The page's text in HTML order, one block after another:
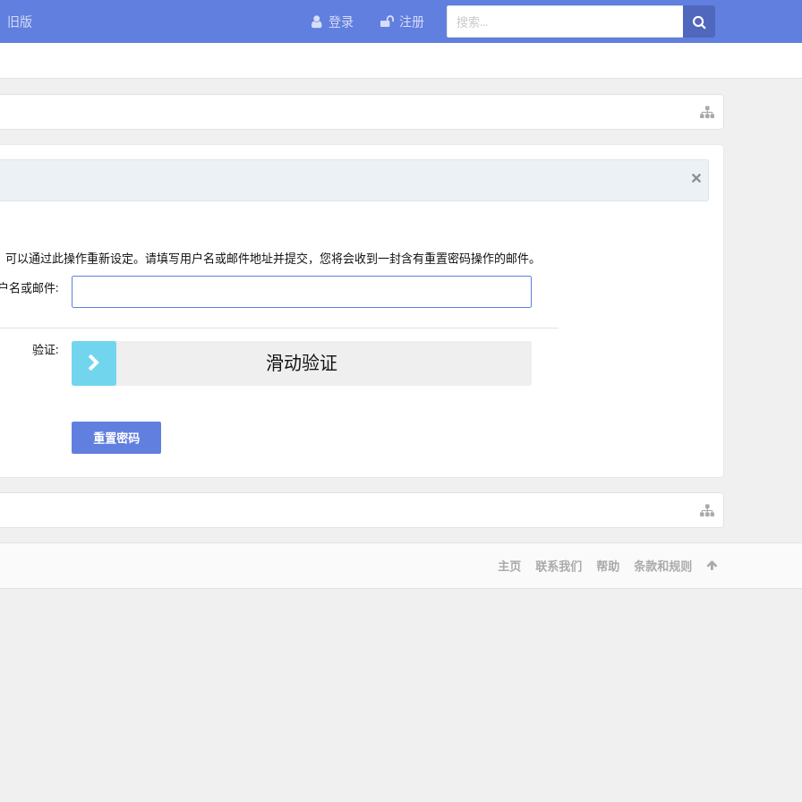
旧版 登录 注册
以通过此操作重新设定。请填写用户名或邮件地址并提交，您将会收到一封含有重置密码操作的邮件。
名或邮件:
验证:
滑动验证
主页 联系我们 帮助 条款和规则